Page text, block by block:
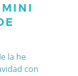
la he
con